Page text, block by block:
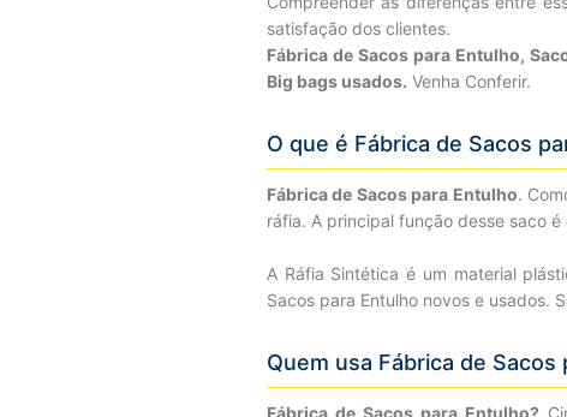
satisfação dos clientes.
Fábrica de Sacos para Entulho,
Big bags usados. Venha Conferir.
O que é Fábrica de Sacos
Fábrica de Sacos para Entulho.
ráfia. A principal função desse saco
A Ráfia Sintética é um material
Sacos para Entulho novos e usados.
Quem usa Fábrica de Sacos
Fábrica de Sacos para Entulho?